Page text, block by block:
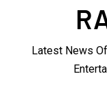
Latest News